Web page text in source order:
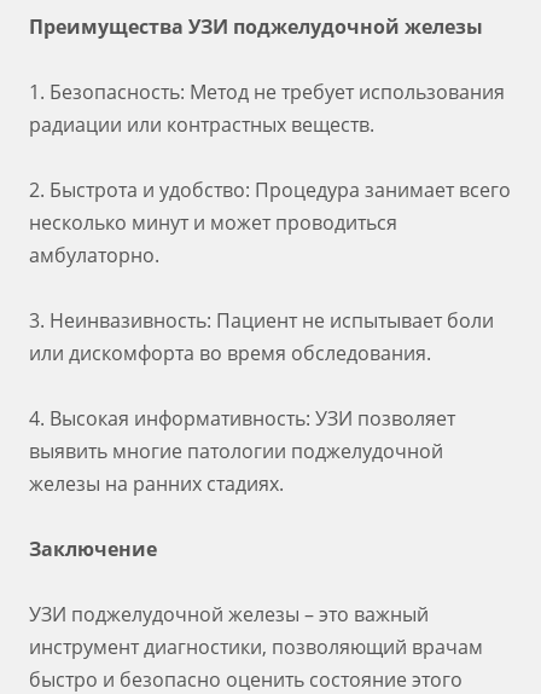
Преимущества УЗИ поджелудочной железы
1. Безопасность: Метод не требует использования
радиации или контрастных веществ.
2. Быстрота и удобство: Процедура занимает всего
несколько минут и может проводиться
амбулаторно.
3. Неинвазивность: Пациент не испытывает боли
или дискомфорта во время обследования.
4. Высокая информативность: УЗИ позволяет
выявить многие патологии поджелудочной
железы на ранних стадиях.
Заключение
УЗИ поджелудочной железы – это важный
инструмент диагностики, позволяющий врачам
быстро и безопасно оценить состояние этого